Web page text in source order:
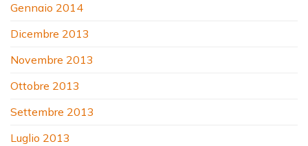
Gennaio 2014
Dicembre 2013
Novembre 2013
Ottobre 2013
Settembre 2013
Luglio 2013